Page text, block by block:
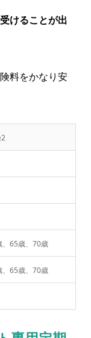
けることが出
料をかなり安
、65歳、70歳
、65歳、70歳